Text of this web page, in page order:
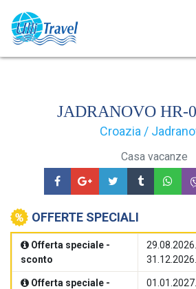
JADRANOVO HR-
Croazia /
Casa vacanze
OFFERTE SPECIALI
Offerta speciale -
sconto
31.12.2026.
Offerta speciale -